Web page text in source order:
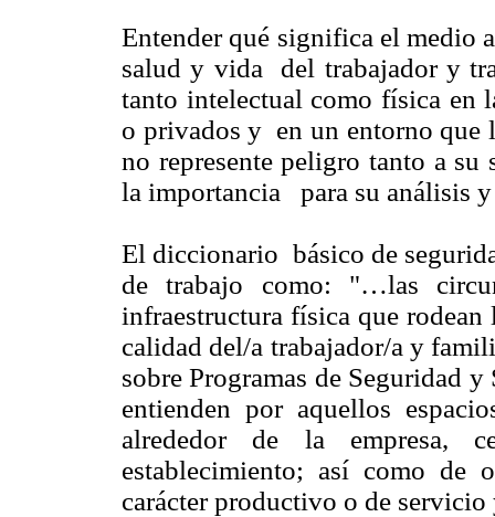
Entender qué significa el medio
salud y vida del trabajador y
tanto intelectual como física en
o privados y en un entorno que
no represente peligro tanto a
la importancia para su análisis
El diccionario básico de
de trabajo como: "…las
infraestructura física que
calidad del/a trabajador/a y
sobre Programas de Seguridad
entienden por aquellos
alrededor de la empresa,
establecimiento; así como de
carácter productivo o de